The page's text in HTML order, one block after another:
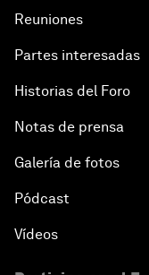
Reuniones
Partes interesadas
Historias del Foro
Notas de prensa
Galería de fotos
Pódcast
Vídeos